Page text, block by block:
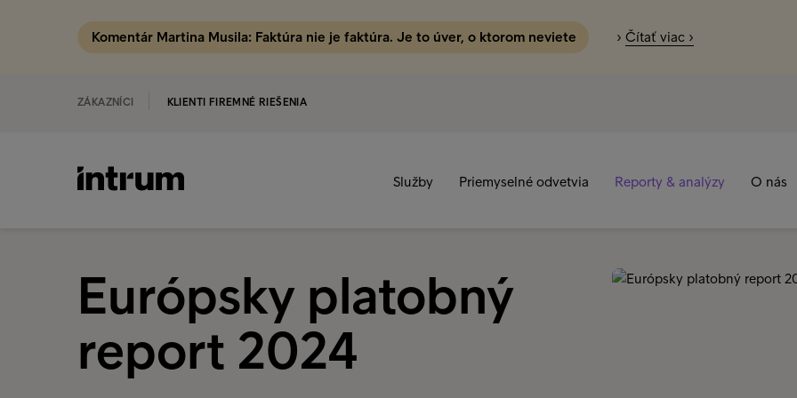
Komentár Martina Musila: Faktúra nie je faktúra. Je to úver, o ktorom neviete › Čítať viac ›
ZÁKAZNÍCI KLIENTI FIREMNÉ RIEŠENIA
Služby Priemyselné odvetvia Reporty & analýzy O nás
Európsky platobný
report 2024